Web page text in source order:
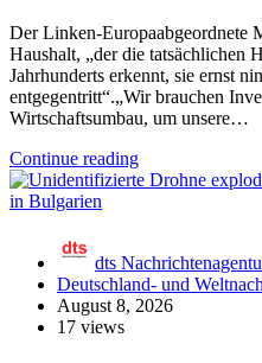
Der Linken-Europaabgeordnete
Haushalt, „der die tatsächlichen
Jahrhunderts erkennt, sie ernst
entgegentritt“.„Wir brauchen
Wirtschaftsumbau, um unsere…
Continue reading
dts
Deutschland- und
August 8, 2026
17 views